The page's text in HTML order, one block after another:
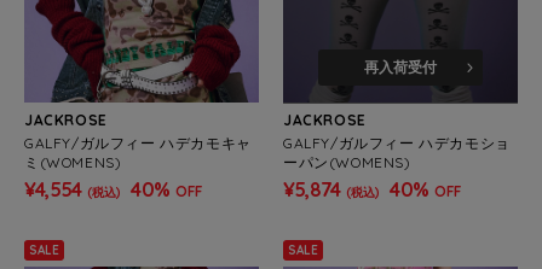
JACKROSE
GALFY/ガルフィー ハデカモキャ
ミ(WOMENS)
¥4,554 (税込) 40% OFF
再入荷受付
JACKROSE
GALFY/ガルフィー ハデカモショ
ーパン(WOMENS)
¥5,874 (税込) 40% OFF
SALE SALE